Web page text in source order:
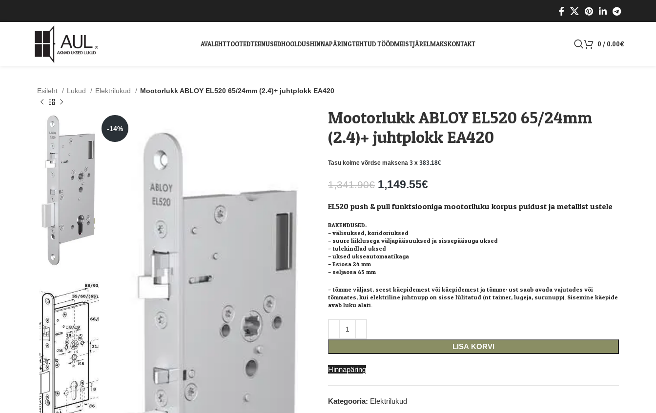
AVALEHTTOOTEDTEENUSEDHOOLDUSHINNAPÄRINGTEHTUD TÖÖDMEISTJÄRELMAKSKONTAKT 0 / 0.00€
Esileht Lukud Elektrilukud Mootorlukk ABLOY EL520 65/24mm (2.4)+ juhtplokk EA420
-14%
Mootorlukk ABLOY EL520 65/24mm
(2.4)+ juhtplokk EA420
Tasu kolme võrdse maksena 3 x 383.18€
1,341.90€ 1,149.55€
EL520 push & pull funktsiooniga mootoriluku korpus puidust ja metallist ustele
RAKENDUSED:
– välisuksed, koridoriuksed
– suure liiklusega väljapääsuuksed ja sissepääsuga uksed
– tulekindlad uksed
– uksed ukseautomaatikaga
– Esiosa 24 mm
– seljaosa 65 mm
– tõmme väljast, seest käepidemest või käepidemest ja tõmme: ust saab avada vajutades või
tõmmates, kui elektriline juhtnupp on sisse lülitatud (nt taimer, lugeja, surunupp). Sisemine käepide
avab luku alati.
LISA KORVI
Hinnapäring
Kategooria: Elektrilukud